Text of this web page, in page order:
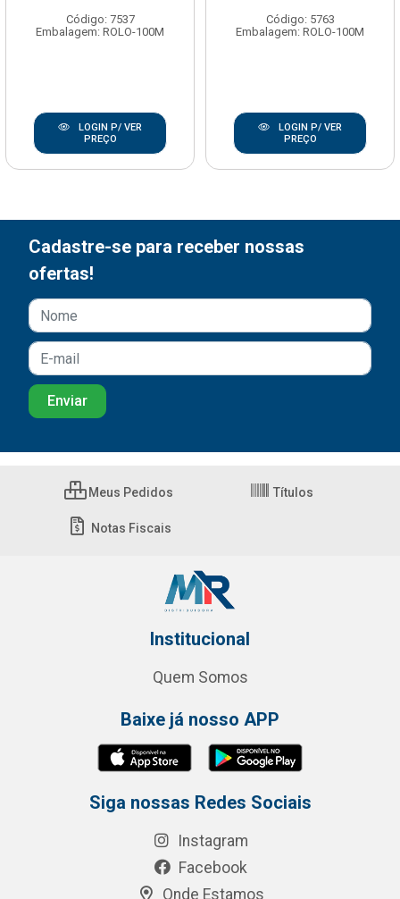
Código: 7537
Embalagem: ROLO-100M
LOGIN P/ VER
PREÇO
Código: 5763
Embalagem: ROLO-100M
LOGIN P/ VER
PREÇO
Cadastre-se para receber nossas
ofertas!
Meus Pedidos Títulos
Notas Fiscais
Institucional
Quem Somos
Baixe já nosso APP
Siga nossas Redes Sociais
Instagram
Facebook
Onde Estamos